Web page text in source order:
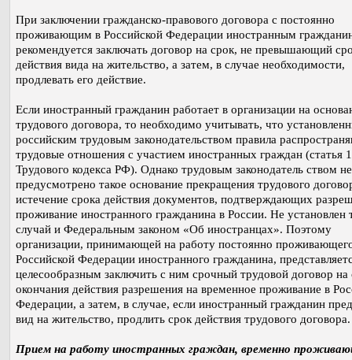
При заключении гражданско-правового договора с постоянно
проживающим в Российской Федерации иностранным
рекомендуется заключать договор на срок, не превышающий
действия вида на жительство, а затем, в случае необходимости,
продлевать его действие.
Если иностранный гражданин работает в организации на
трудового договора, то необходимо учитывать, что
российским трудовым законодательством правила
трудовые отношения с участием иностранных граждан (статья
Трудового кодекса РФ). Однако трудовым законодатель ством не
предусмотрено такое основание прекращения трудового
истечение срока действия документов, подтверждающих
проживание иностранного гражданина в России. Не установлен
случай и Федеральным законом «Об иностранцах». Поэтому
организации, принимающей на работу постоянно
Российской Федерации иностранного гражданина,
целесообразным заключить с ним срочный трудовой договор на
окончания действия разрешения на временное проживание в
Федерации, а затем, в случае, если иностранный гражданин
вид на жительство, продлить срок действия трудового договора.
Прием на работу иностранных граждан, временно